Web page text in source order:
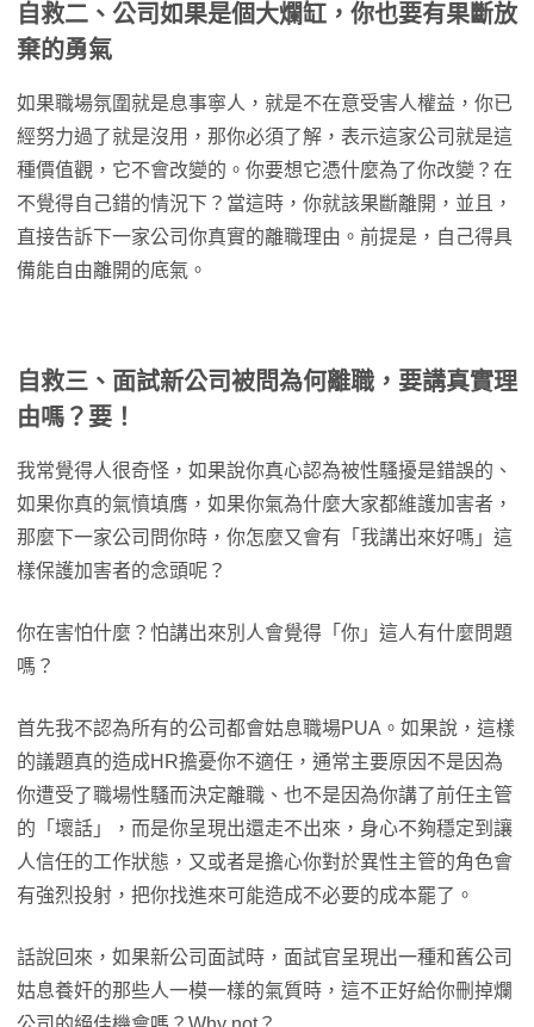
自救二、 公司如果是個大爛缸，你也要有果斷放
棄的勇氣
如果職場氛圍就是息事寧人，就是不在意受害人權益，你已
經努力過了就是沒用，那你必須了解，表示這家公司就是這
種價值觀，它不會改變的。你要想它憑什麼為了你改變？在
不覺得自己錯的情況下？當這時，你就該果斷離開，並且，
直接告訴下一家公司你真實的離職理由。前提是，自己得具
備能自由離開的底氣。
自救三、面試新公司被問為何離職，要講真實理
由嗎？要！
我常覺得人很奇怪，如果說你真心認為被性騷擾是錯誤的、
如果你真的氣憤填膺，如果你氣為什麼大家都維護加害者，
那麼下一家公司問你時，你怎麼又會有「我講出來好嗎」這
樣保護加害者的念頭呢？
你在害怕什麼？怕講出來別人會覺得「你」這人有什麼問題
嗎？
首先我不認為所有的公司都會姑息職場PUA。如果說，這樣
的議題真的造成HR擔憂你不適任，通常主要原因不是因為
你遭受了職場性騷而決定離職、也不是因為你講了前任主管
的「壞話」，而是你呈現出還走不出來，身心不夠穩定到讓
人信任的工作狀態，又或者是擔心你對於異性主管的角色會
有強烈投射，把你找進來可能造成不必要的成本罷了。
話說回來，如果新公司面試時，面試官呈現出一種和舊公司
姑息養奸的那些人一模一樣的氣質時，這不正好給你刪掉爛